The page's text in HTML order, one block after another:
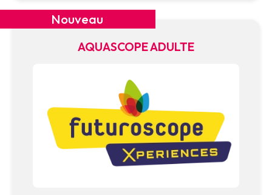
AQUASCOPE ADULTE
Nouveau